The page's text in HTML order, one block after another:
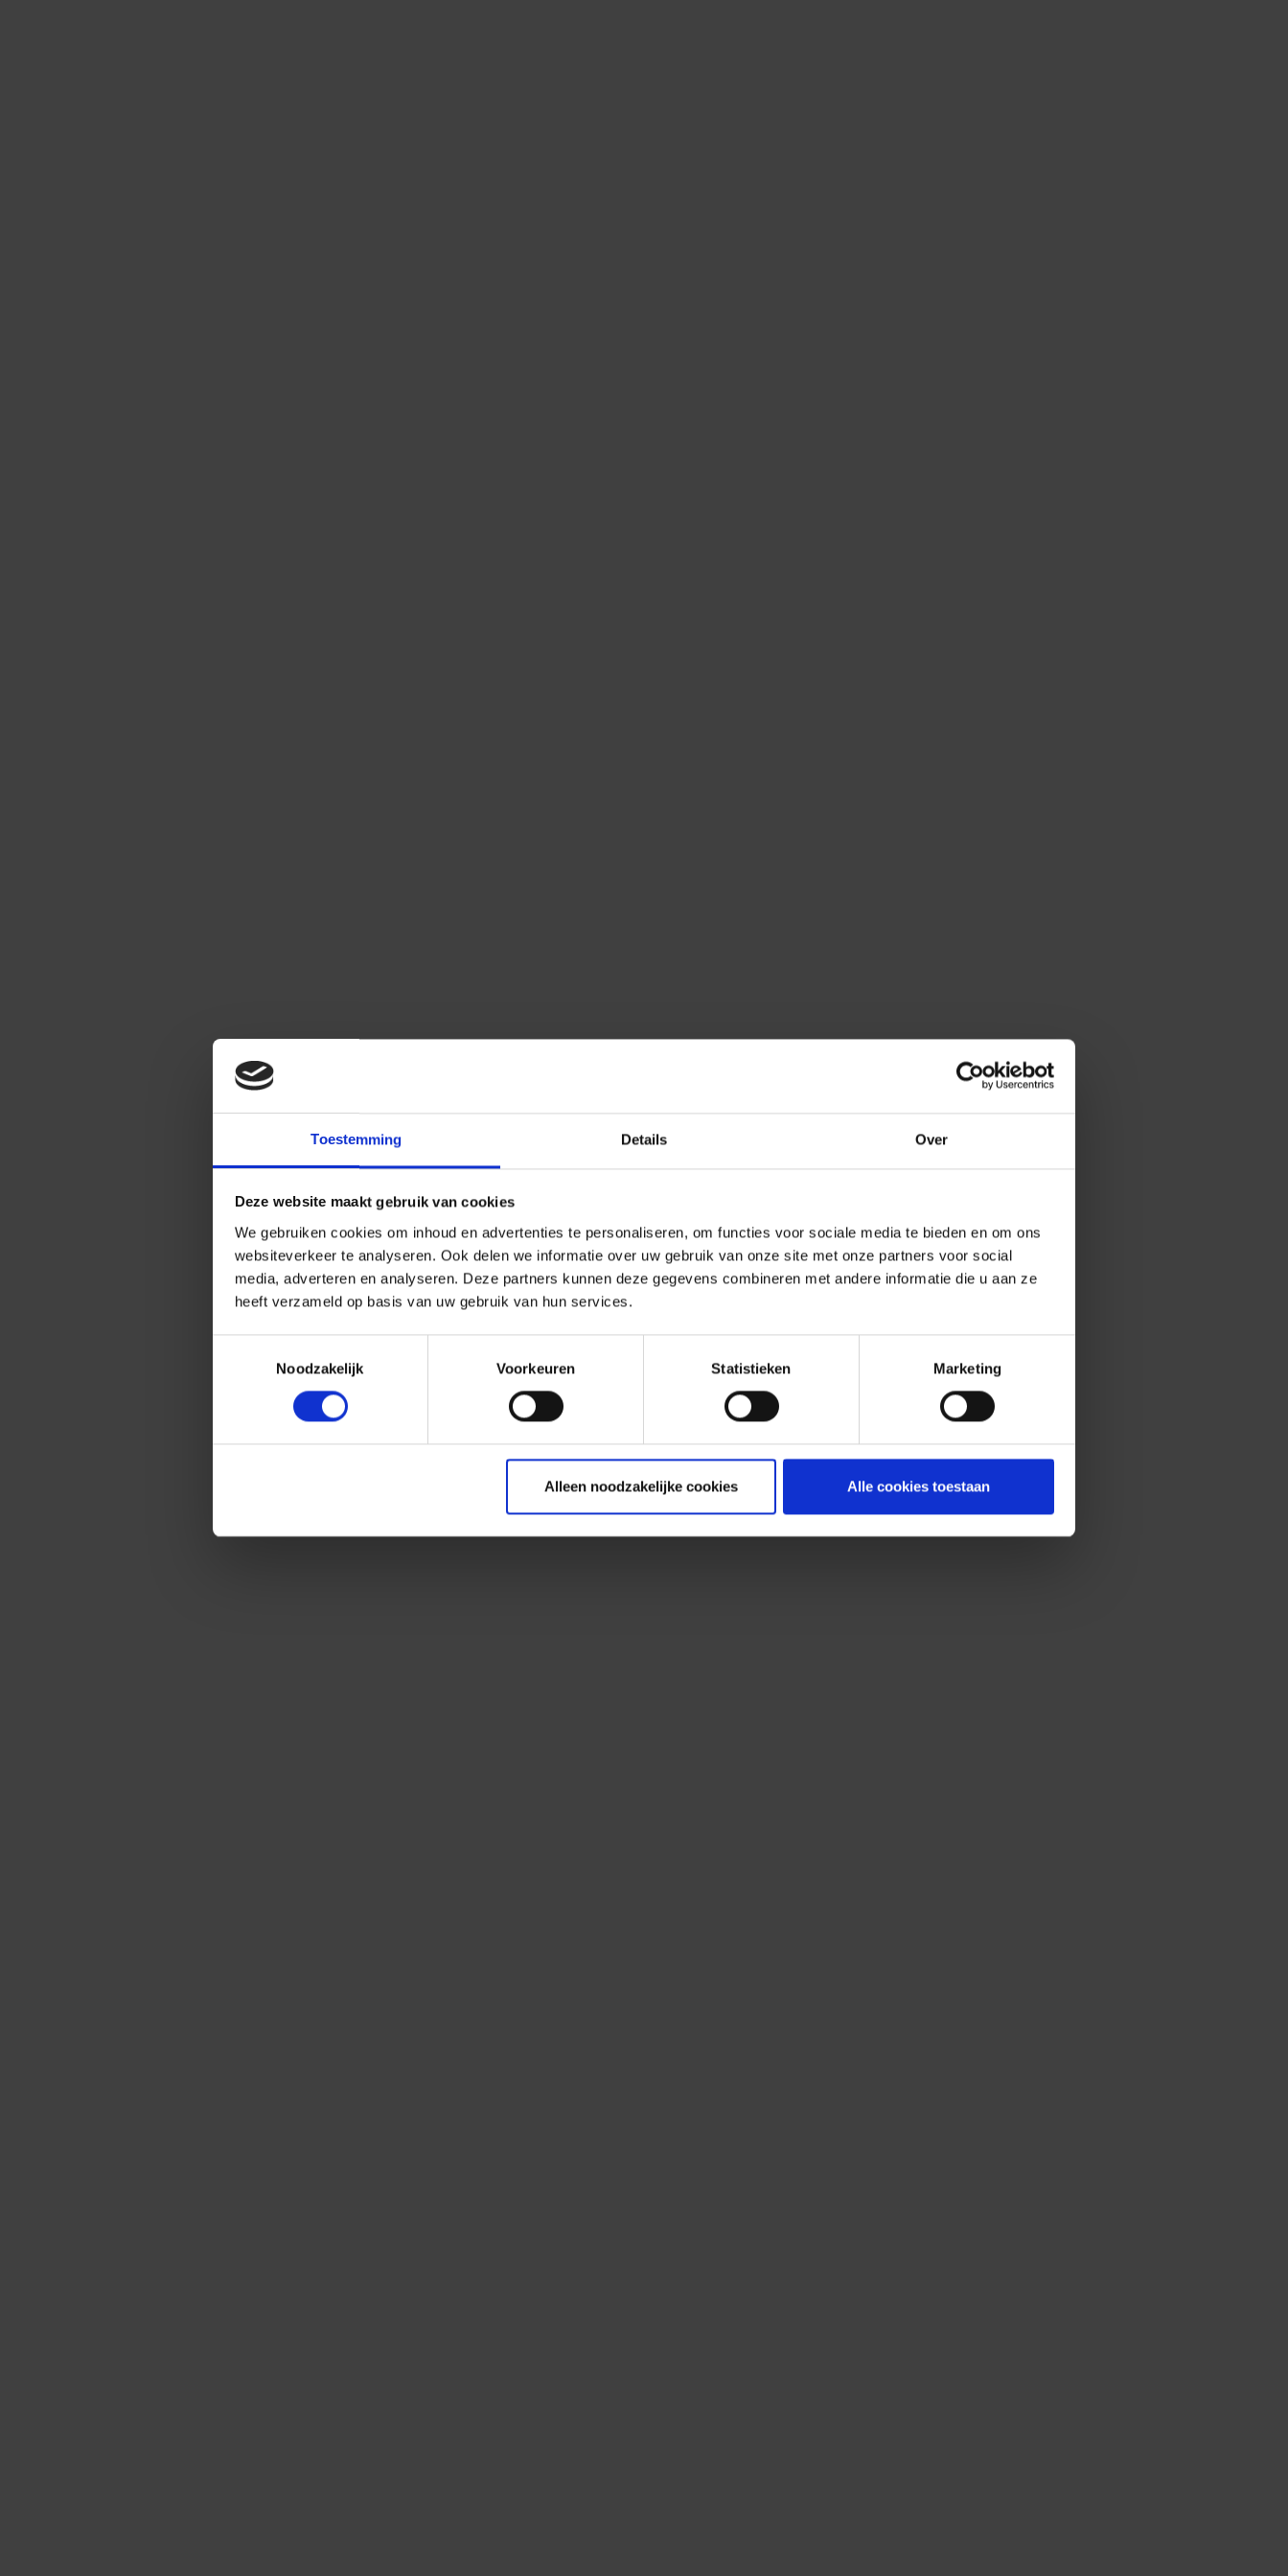
Toestemming Details Over
Deze website maakt gebruik van cookies
We gebruiken cookies om inhoud en advertenties te personaliseren, om functies voor sociale media te bieden en om ons
websiteverkeer te analyseren. Ook delen we informatie over uw gebruik van onze site met onze partners voor social
media, adverteren en analyseren. Deze partners kunnen deze gegevens combineren met andere informatie die u aan ze
heeft verzameld op basis van uw gebruik van hun services.
Noodzakelijk
Voorkeuren Statistieken Marketing
Alleen noodzakelijke cookies Alle cookies toestaan